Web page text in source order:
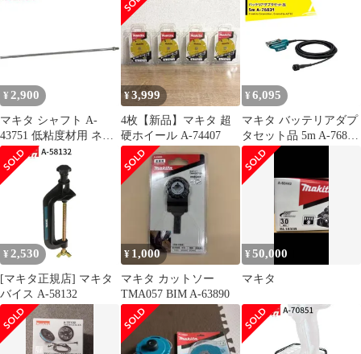
¥ 2,900
マキタ シャフト A-
43751 低粘度材用 ネジ
込み式 M12 カクハン機
用 makita 正規品 純正品
撹拌機 撹拌 かくはん機
かくはん アクセサリ ア
タッチメント 部品 交換
¥3,999
4枚【新品】マキタ 超
硬ホイール A-74407
¥ 6,095
マキタ バッテリアダプ
タセット品 5m A-76831
適用モデル：UP180D
¥ 2,530
[マキタ正規店] マキタ
バイス A-58132
¥ 1,000
マキタ カットソー
TMA057 BIM A-63890
¥50,000
マキタ